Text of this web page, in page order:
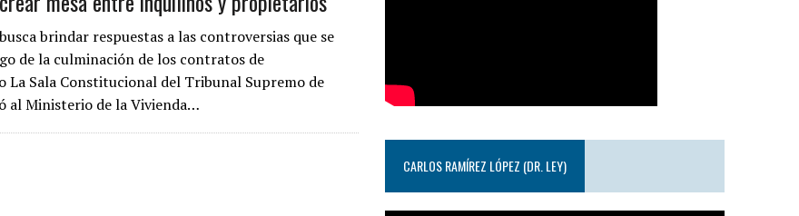
brindar respuestas a las controversias que se
de la culminación de los contratos de
La Sala Constitucional del Tribunal Supremo de
al Ministerio de la Vivienda…
CARLOS RAMÍREZ LÓPEZ (DR. LEY)